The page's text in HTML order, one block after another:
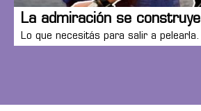
La admiración se construye
Lo que necesitás para salir a pelearla.